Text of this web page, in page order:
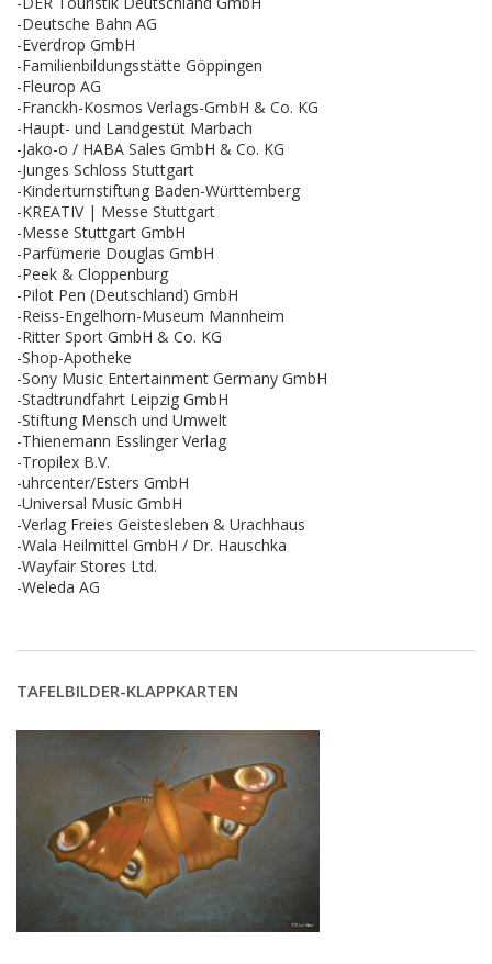
-Deutsche Bahn AG
-Everdrop GmbH
-Familienbildungsstätte Göppingen
-Fleurop AG
-Franckh-Kosmos Verlags-GmbH & Co. KG
-Haupt- und Landgestüt Marbach
-Jako-o / HABA Sales GmbH & Co. KG
-Junges Schloss Stuttgart
-Kinderturnstiftung Baden-Württemberg
-KREATIV | Messe Stuttgart
-Messe Stuttgart GmbH
-Parfümerie Douglas GmbH
-Peek & Cloppenburg
-Pilot Pen (Deutschland) GmbH
-Reiss-Engelhorn-Museum Mannheim
-Ritter Sport GmbH & Co. KG
-Shop-Apotheke
-Sony Music Entertainment Germany GmbH
-Stadtrundfahrt Leipzig GmbH
-Stiftung Mensch und Umwelt
-Thienemann Esslinger Verlag
-Tropilex B.V.
-uhrcenter/Esters GmbH
-Universal Music GmbH
-Verlag Freies Geistesleben & Urachhaus
-Wala Heilmittel GmbH / Dr. Hauschka
-Wayfair Stores Ltd.
-Weleda AG
TAFELBILDER-KLAPPKARTEN